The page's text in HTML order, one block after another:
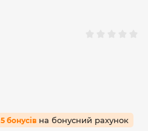
бонусів на бонусний рахунок